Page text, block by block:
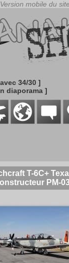
34/30 ]
diaporama ]
T-6C+
PM-